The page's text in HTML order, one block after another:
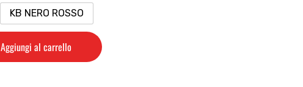
KB NERO ROSSO
Aggiungi al carrello